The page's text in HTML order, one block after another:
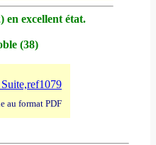
en excellent état.
(38)
au format PDF